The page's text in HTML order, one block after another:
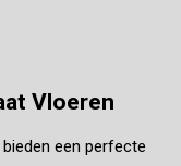
Vloeren
een perfecte